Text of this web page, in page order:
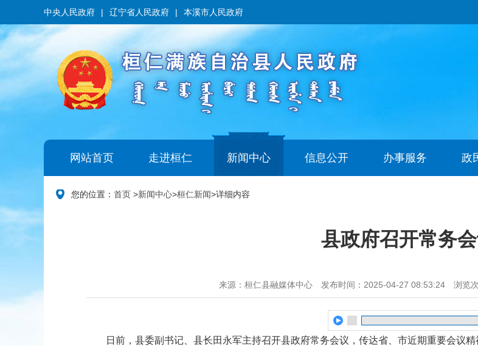
中央人民政府 | 辽宁省人民政府 | 本溪市人民政府
网站首页 走进桓仁 新闻中心 信息公开 办事服务 政
您的位置： 首页 >新闻中心>桓仁新闻>详细内容
县政府召开常务
来源：桓仁县融媒体中心 发布时间：2025-04-27 08:53:24 浏览
日前，县委副书记、县长田永军主持召开县政府常务会议，传达省、市近期重要会议